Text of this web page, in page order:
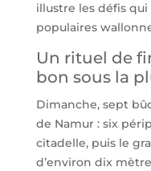
illustre les défis
populaires
Un rituel de
bon sous la
Dimanche, sept
de Namur : six
citadelle, puis le
d’environ dix